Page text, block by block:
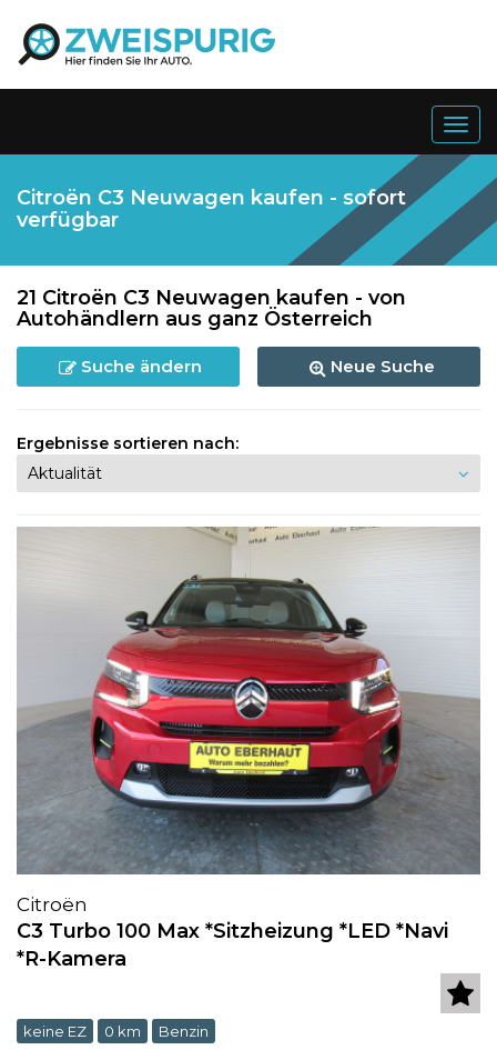
Citroën C3 Neuwagen kaufen - sofort
verfügbar
21 Citroën C3 Neuwagen kaufen - von
Autohändlern aus ganz Österreich
Suche ändern Neue Suche
Ergebnisse sortieren nach:
Citroën
C3 Turbo 100 Max *Sitzheizung *LED *Navi
*R-Kamera
keine EZ 0 km Benzin